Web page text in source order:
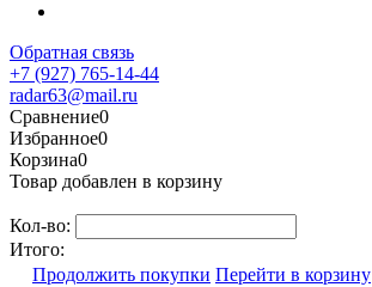
Обратная связь
+7 (927) 765-14-44
radar63@mail.ru
Сравнение0
Избранное0
Корзина0
Товар добавлен в корзину
Кол-во:
Итого:
Продолжить покупки Перейти в корзину